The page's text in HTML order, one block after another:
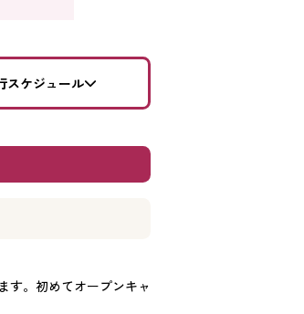
スケジュール
す。初めてオープンキャ